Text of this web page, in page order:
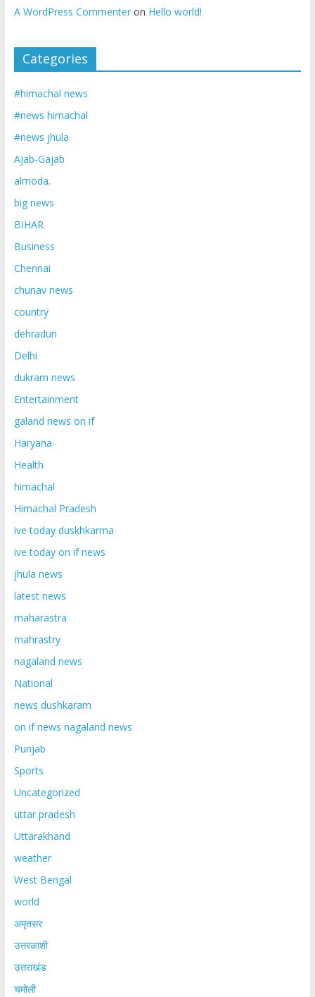
A WordPress Commenteron Hello world!
Categories
#himachal news
#news himachal
#news jhula
Ajab-Gajab
almoda.
big news
BIHAR
Business
Chennai
chunav news
country
dehradun
Delhi
dukram news
Entertainment
galand news on if
Haryana
Health
himachal
Himachal Pradesh
ive today duskhkarma
ive today on if news
jhula news
latest news
maharastra
mahrastry
nagaland news
National
news dushkaram
on if news nagaland news
Punjab
Sports
Uncategorized
uttar pradesh
Uttarakhand
weather
West Bengal
world
अमृतसर
उत्तरकाशी
उत्तराखंड
चमोली